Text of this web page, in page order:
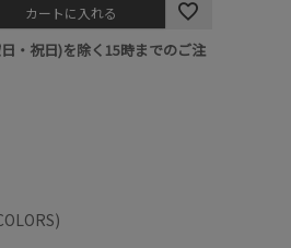
カートに入れる
・祝日)を除く15時までのご注